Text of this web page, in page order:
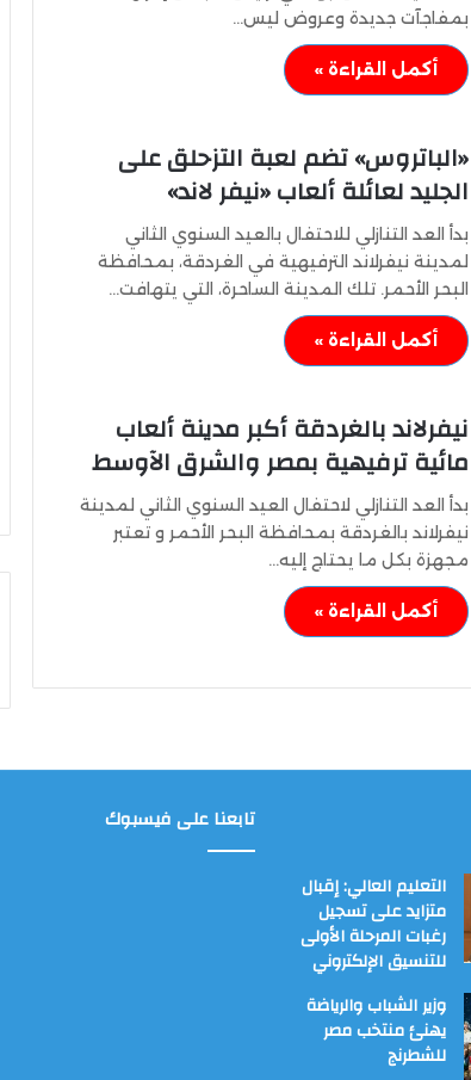
بمفاجآت جديدة وعروض ليس…
أكمل القراءة »
«الباتروس» تضم لعبة التزحلق على
الجليد لعائلة ألعاب «نيفر لاند»
بدأ العد التنازلي للاحتفال بالعيد السنوي الثاني
لمدينة نيفرلاند الترفيهية في الغردقة، بمحافظة
البحر الأحمر. تلك المدينة الساحرة، التي يتهافت…
أكمل القراءة »
نيفرلاند بالغردقة أكبر مدينة ألعاب
مائية ترفيهية بمصر والشرق الآوسط
بدأ العد التنازلي لاحتفال العيد السنوي الثاني لمدينة
نيفرلاند بالغردقة بمحافظة البحر الأحمر و تعتبر
مجهزة بكل ما يحتاج إليه…
أكمل القراءة »
التعليم العالي: إقبال
متزايد على تسجيل
رغبات المرحلة الأولى
للتنسيق الإلكتروني
وزير الشباب والرياضة
يهنئ منتخب مصر
للشطرنج
تابعنا على فيسبوك